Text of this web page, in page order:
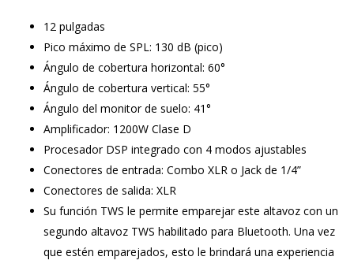
12 pulgadas
Pico máximo de SPL: 130 dB (pico)
Ángulo de cobertura horizontal: 60°
Ángulo de cobertura vertical: 55°
Ángulo del monitor de suelo: 41°
Amplificador: 1200W Clase D
Procesador DSP integrado con 4 modos ajustables
Conectores de entrada: Combo XLR o Jack de 1/4”
Conectores de salida: XLR
Su función TWS le permite emparejar este altavoz con un
segundo altavoz TWS habilitado para Bluetooth. Una vez
que estén emparejados, esto le brindará una experiencia